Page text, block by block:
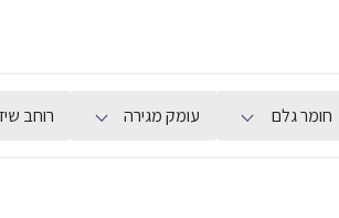
חומר גלם עומק מגירה רוחב